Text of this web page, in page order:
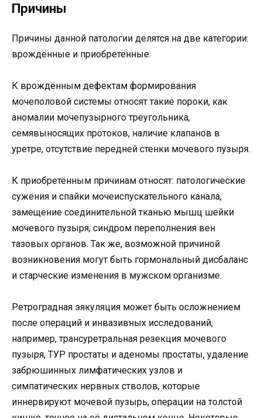
Причины
Причины данной патологии делятся на две категории:
врождённые и приобретённые.
К врождённым дефектам формирования
мочеполовой системы относят такие пороки, как
аномалии мочепузырного треугольника,
семявыносящих протоков, наличие клапанов в
уретре, отсутствие передней стенки мочевого пузыря.
К приобретённым причинам относят: патологические
сужения и спайки мочеиспускательного канала,
замещение соединительной тканью мышц шейки
мочевого пузыря, синдром переполнения вен
тазовых органов. Так же, возможной причиной
возникновения могут быть гормональный дисбаланс
и старческие изменения в мужском организме.
Ретроградная эякуляция может быть осложнением
после операций и инвазивных исследований,
например, трансуретральная резекция мочевого
пузыря, ТУР простаты и аденомы простаты, удаление
забрюшинных лимфатических узлов и
симпатических нервных стволов, которые
иннервируют мочевой пузырь, операции на толстой